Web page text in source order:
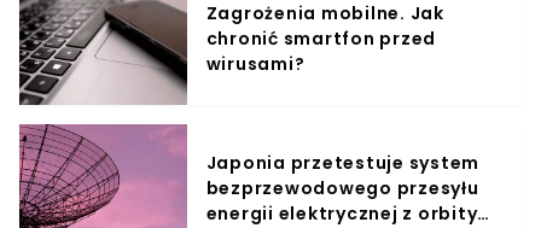
Zagrożenia mobilne. Jak
chronić smartfon przed
wirusami?
Japonia przetestuje system
bezprzewodowego przesyłu
energii elektrycznej z orbity